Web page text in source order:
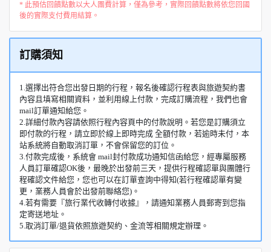
* 此預估回饋點數以大人團費計算，僅為參考，實際回饋點數將依您回國
後的實際支付費用結算。
訂購須知
1.選擇出符合您出發日期的行程，報名後確認行程表與旅遊契約書
內容且填寫相關資料，並利用線上付款，完成訂購流程，我們也會
mail訂單通知給您。
2.詳細付款內容請依照行程內容頁中的付款說明。若您是訂購須立
即付款的行程，請立即於線上即時完成 全額付款，若逾時未付，本
站系統將自動取消訂單，不會保留您的訂位。
3.付款完成後，系統會 mail封付款成功通知信函給您，經專屬服務
人員訂單確認OK後，最晚於出發前三天，提供行程確認單與團體行
程確認文件給您，您也可以在訂單查詢中得知(若行程確認單有變
更，業務人員會於出發前聯絡您)。
4.若有需要『旅行業代收轉付收據』，請通知業務人員郵寄到您指
定寄送地址。
5.取消訂單/退貨依照旅遊契約、金流等相關規定辦理。